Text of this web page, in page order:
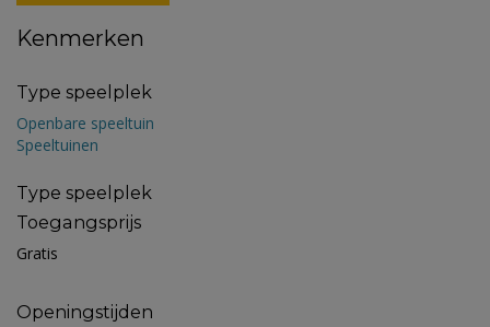
Kenmerken
Type speelplek
Openbare speeltuin
Speeltuinen
Type speelplek
Toegangsprijs
Gratis
Openingstijden